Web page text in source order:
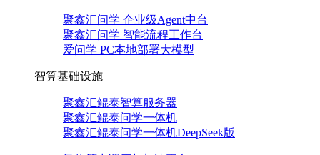
聚鑫汇问学 企业级Agent中台
聚鑫汇问学 智能流程工作台
爱问学 PC本地部署大模型
智算基础设施
聚鑫汇鲲泰智算服务器
聚鑫汇鲲泰问学一体机
聚鑫汇鲲泰问学一体机DeepSeek版